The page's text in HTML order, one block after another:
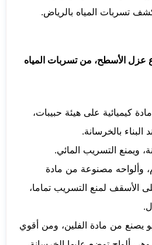
تسربات المياه بالرياض.
عزل الأسطح، من تسربات المياه
كيميائية على هيئة حبيبات،
بالخرسانة.
ويمنع التسريب المائي.
وألواحه مصنوعة من مادة
الأسقف لمنع التسريب تماما،
يصنع من مادة الفلين، ومن أقوي